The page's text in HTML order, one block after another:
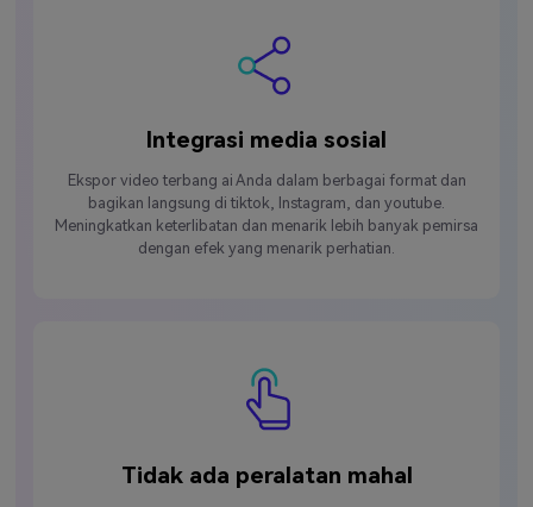
Integrasi media sosial
Ekspor video terbang ai Anda dalam berbagai format dan
bagikan langsung di tiktok, Instagram, dan youtube.
Meningkatkan keterlibatan dan menarik lebih banyak pemirsa
dengan efek yang menarik perhatian.
Tidak ada peralatan mahal